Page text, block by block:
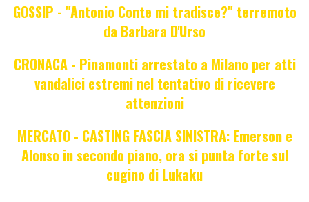
GOSSIP - "Antonio Conte mi tradisce?" terremoto
da Barbara D'Urso
CRONACA - Pinamonti arrestato a Milano per atti
vandalici estremi nel tentativo di ricevere
attenzioni
MERCATO - CASTING FASCIA SINISTRA: Emerson e
Alonso in secondo piano, ora si punta forte sul
cugino di Lukaku